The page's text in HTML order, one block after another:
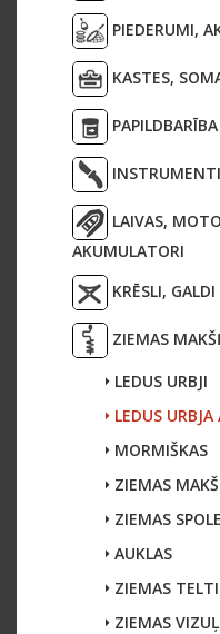
PIEDERUMI,
KASTES,
INSTRUMENTI
LAIVAS,
AKUMULATORI
KRĒSLI,
ZIEMAS
LEDUS URBJI
LEDUS
MORMIŠKAS
ZIEMAS
ZIEMAS
AUKLAS
ZIEMAS
ZIEMAS